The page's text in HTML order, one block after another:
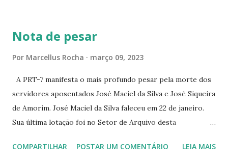
☆CINE VIP CLUBE RUA 24 DE MAIO 825 ☆CINE ECLIPSE
Nota de pesar
Por Marcellus Rocha março 09, 2023
A PRT-7 manifesta o mais profundo pesar pela morte dos
servidores aposentados José Maciel da Silva e José Siqueira
de Amorim. José Maciel da Silva faleceu em 22 de janeiro.
Sua última lotação foi no Setor de Arquivo desta
Siqueira Amorim faleceu em 28 de fevereiro e encerrou a
COMPARTILHAR POSTAR UM COMENTÁRIO LEIA MAIS